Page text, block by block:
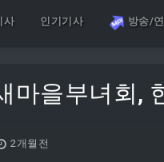
사 인기기사 방송/연
마을부녀회,
2개월전